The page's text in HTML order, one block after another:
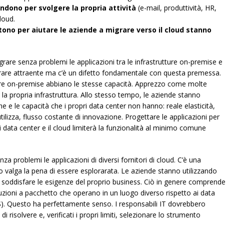
per svolgere la propria attività (e-mail, produttività, HR,
per aiutare le aziende a migrare verso il cloud stanno
senza problemi le applicazioni tra le infrastrutture on-premise e
attraente ma c’è un difetto fondamentale con questa premessa.
on-premise abbiano le stesse capacità. Apprezzo come molte
propria infrastruttura. Allo stesso tempo, le aziende stanno
e le capacità che i propri data center non hanno: reale elasticità,
flusso costante di innovazione. Progettare le applicazioni per
center e il cloud limiterà la funzionalità al minimo comune
problemi le applicazioni di diversi fornitori di cloud. C’è una
la pena di essere esplorarata. Le aziende stanno utilizzando
le esigenze del proprio business. Ciò in genere comprende
a pacchetto che operano in un luogo diverso rispetto ai data
Questo ha perfettamente senso. I responsabili IT dovrebbero
risolvere e, verificati i propri limiti, selezionare lo strumento